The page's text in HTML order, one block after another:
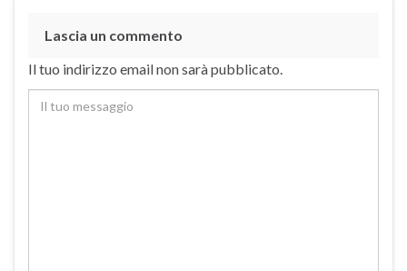
Lascia un commento
Il tuo indirizzo email non sarà pubblicato.